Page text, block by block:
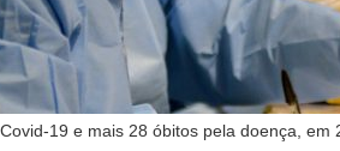
19 e mais 28 óbitos pela doença,